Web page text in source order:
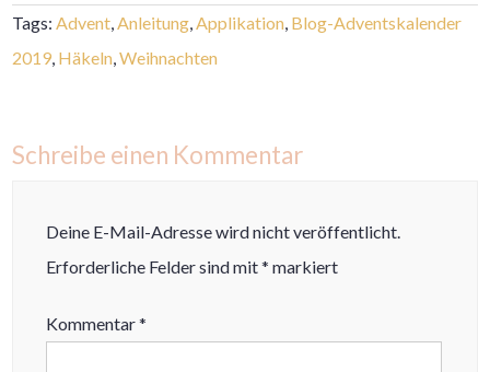
Tags: Advent Anleitung Applikation Blog-Adventskalender
2019 Häkeln ,Weihnachten
Schreibe einen Kommentar
Deine E-Mail-Adresse wird nicht veröffentlicht.
Erforderliche Felder sind mit* markiert
Kommentar*